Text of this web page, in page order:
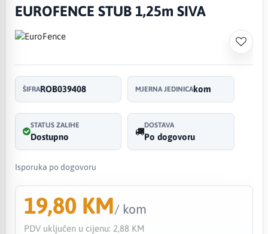
EUROFENCE STUB 1,25m SIVA
ŠIFRAROB039408 MJERNA JEDINICAkom
STATUS ZALIHE
Dostupno
DOSTAVA
Po dogovoru
Isporuka po dogovoru
19,80 KM/ kom
PDV uključen u cijenu: 2,88 KM